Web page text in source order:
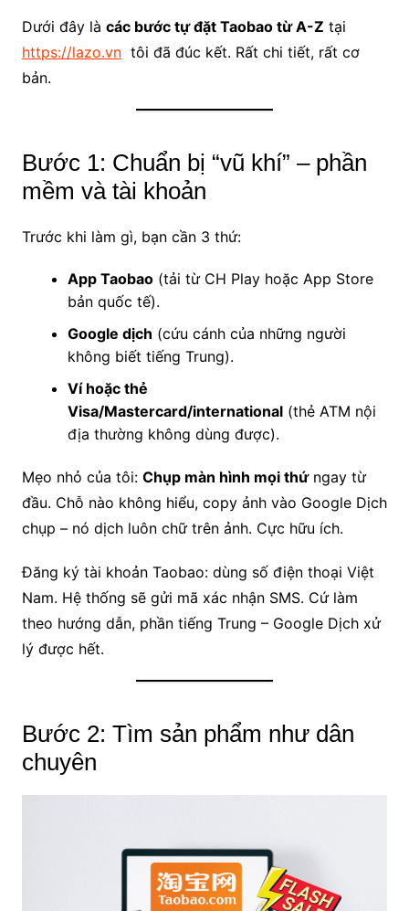
Dưới đây là các bước tự đặt Taobao từ A-Z tại
https://lazo.vntôi đã đúc kết. Rất chi tiết, rất cơ
bản.
Bước 1: Chuẩn bị “vũ khí” – phần
mềm và tài khoản
Trước khi làm gì, bạn cần 3 thứ:
App Taobao(tải từ CH Play hoặc App Store
bản quốc tế).
Google dịch (cứu cánh của những người
không biết tiếng Trung).
Ví hoặc thẻ
Visa/Mastercard/international(thẻ ATM nội
địa thường không dùng được).
Mẹo nhỏ của tôi: Chụp màn hình mọi thứngay từ
đầu. Chỗ nào không hiểu, copy ảnh vào Google Dịch
chụp – nó dịch luôn chữ trên ảnh. Cực hữu ích.
Đăng ký tài khoản Taobao: dùng số điện thoại Việt
Nam. Hệ thống sẽ gửi mã xác nhận SMS. Cứ làm
theo hướng dẫn, phần tiếng Trung – Google Dịch xử
lý được hết.
Bước 2: Tìm sản phẩm như dân
chuyên